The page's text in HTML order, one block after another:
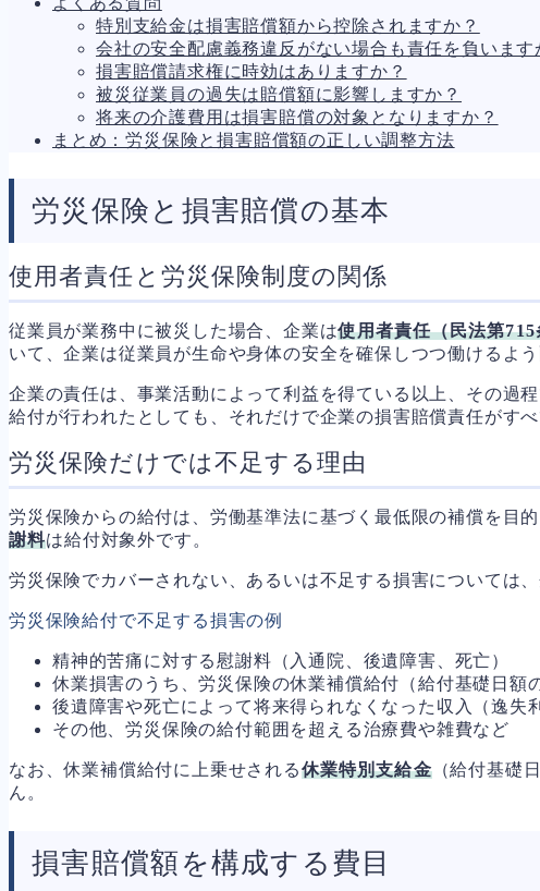
人事労務570
人件費21
労働問題274
労災・ハラスメント145
解雇・退職130
事業運営391
品質・リコール48
事業再編
71
手続 699
法的整理469
債権者対応19
特別支給金は損害賠償額から控除されますか？
会社の安全配慮義務違反がない場合も責任を負います
損害賠償請求権に時効はありますか？
被災従業員の過失は賠償額に影響しますか？
将来の介護費用は損害賠償の対象となりますか？
まとめ：労災保険と損害賠償額の正しい調整方法
労災保険と損害賠償の基本
使用者責任と労災保険制度の関係
従業員が業務中に被災した場合、企業は使用者責任（民法第715
いて、企業は従業員が生命や身体の安全を確保しつつ働けるよ
企業の責任は、事業活動によって利益を得ている以上、その過
給付が行われたとしても、それだけで企業の損害賠償責任がす
労災保険だけでは不足する理由
労災保険からの給付は、労働基準法に基づく最低限の補償を目
謝料は給付対象外です。
労災保険でカバーされない、あるいは不足する損害については
労災保険給付で不足する損害の例
精神的苦痛に対する慰謝料（入通院、後遺障害、死亡）
休業損害のうち、労災保険の休業補償給付（給付基礎日額
後遺障害や死亡によって将来得られなくなった収入（逸失
その他、労災保険の給付範囲を超える治療費や雑費など
なお、休業補償給付に上乗せされる休業特別支給金（給付基礎
ん。
損害賠償額を構成する費目